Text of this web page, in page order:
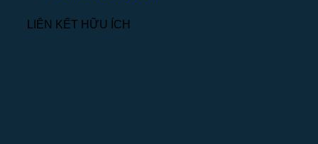
LIÊN KẾT HỮU ÍCH